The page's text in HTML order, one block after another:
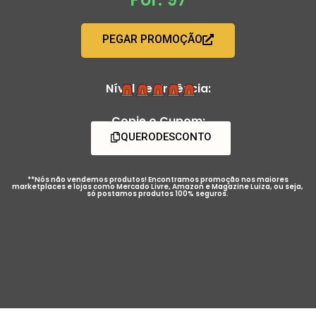
PEGAR PROMOÇÃO
Nível de Urgência:
Copie o Cupom:
QUERODESCONTO
**Nós não vendemos produtos! Encontramos promoção nos maiores
marketplaces e lojas como Mercado Livre, Amazon e Magazine Luiza, ou seja,
só postamos produtos 100% seguros.